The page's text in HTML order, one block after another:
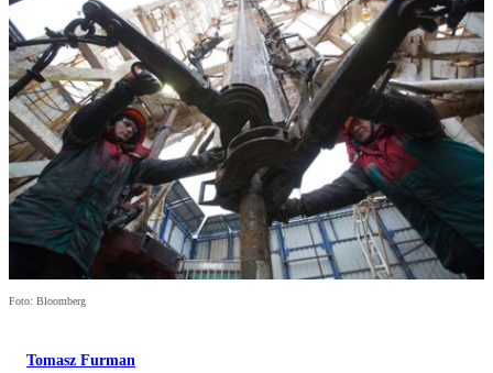
Foto: Bloomberg
Tomasz Furman